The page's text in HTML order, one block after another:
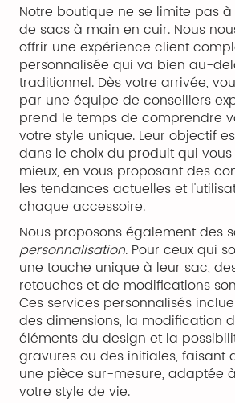
Notre boutique ne se limite pas
de sacs à main en cuir. Nous
offrir une expérience client
personnalisée qui va bien au-
traditionnel. Dès votre arrivée,
par une équipe de conseillers
prend le temps de comprendre
votre style unique. Leur objectif
dans le choix du produit qui
mieux, en vous proposant des
les tendances actuelles et
chaque accessoire.
Nous proposons également des
personnalisation. Pour ceux qui
une touche unique à leur sac,
retouches et de modifications
Ces services personnalisés
des dimensions, la modification
éléments du design et la
gravures ou des initiales, faisant
une pièce sur-mesure, adaptée
votre style de vie.